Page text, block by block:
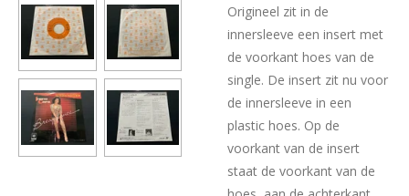
Origineel zit in de
innersleeve een insert met
de voorkant hoes van de
single. De insert zit nu voor
de innersleeve in een
plastic hoes. Op de
voorkant van de insert
staat de voorkant van de